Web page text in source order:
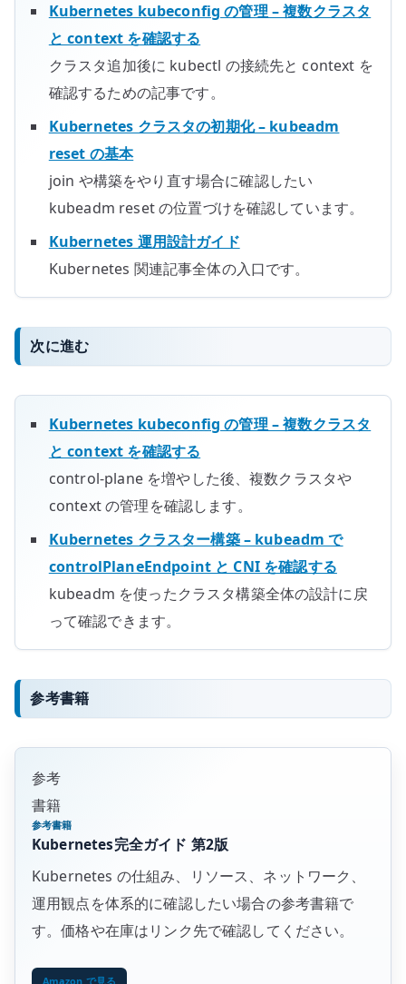
Kubernetes kubeconfig の管理 – 複数クラスタ
と context を確認する
クラスタ追加後に kubectl の接続先と context を
確認するための記事です。
Kubernetes クラスタの初期化 – kubeadm
reset の基本
join や構築をやり直す場合に確認したい
kubeadm reset の位置づけを確認しています。
Kubernetes 運用設計ガイド
Kubernetes 関連記事全体の入口です。
次に進む
Kubernetes kubeconfig の管理 – 複数クラスタ
と context を確認する
control-plane を増やした後、複数クラスタや
context の管理を確認します。
Kubernetes クラスター構築 – kubeadm で
controlPlaneEndpoint と CNI を確認する
kubeadm を使ったクラスタ構築全体の設計に戻
って確認できます。
参考書籍
参考
書籍
参考書籍
Kubernetes完全ガイド 第2版
Kubernetes の仕組み、リソース、ネットワーク、
運用観点を体系的に確認したい場合の参考書籍で
す。価格や在庫はリンク先で確認してください。
Amazon で見る